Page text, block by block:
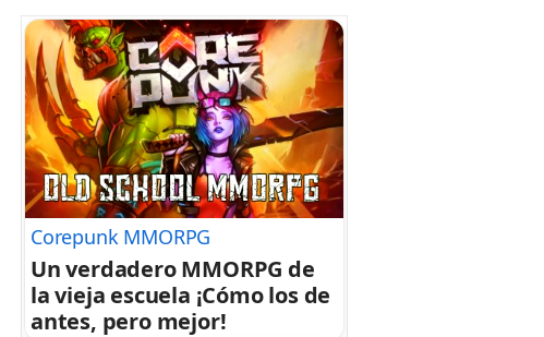
Corepunk MMORPG
Un verdadero MMORPG de
la vieja escuela ¡Cómo los de
antes, pero mejor!